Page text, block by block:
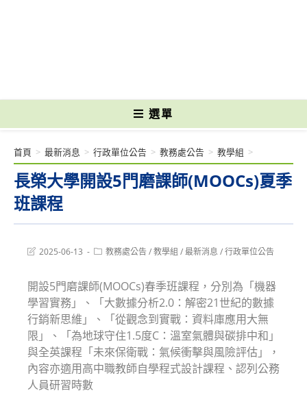
選單
長榮大學開設5門磨課師(MOOCs)夏季
班課程
首頁 > 最新消息 > 行政單位公告 > 教務處公告 > 教學組 >
Post2025-06-13
Post教務處公告/教學組 /最新消息 /行政單位公告
開設5門磨課師(MOOCs)春季班課程，分別為「機器
學習實務」、「大數據分析2.0：解密21世紀的數據
行銷新思維」、「從觀念到實戰：資料庫應用大無
限」、「為地球守住1.5度C：溫室氣體與碳排中和」
與全英課程「未來保衛戰：氣候衝擊與風險評估」，
內容亦適用高中職教師自學程式設計課程、認列公務
人員研習時數